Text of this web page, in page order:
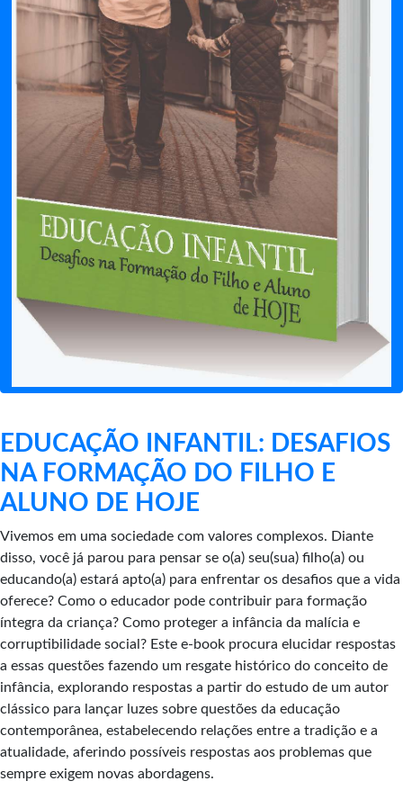
EDUCAÇÃO INFANTIL: DESAFIOS
NA FORMAÇÃO DO FILHO E
ALUNO DE HOJE
Vivemos em uma sociedade com valores complexos. Diante
disso, você já parou para pensar se o(a) seu(sua) filho(a) ou
educando(a) estará apto(a) para enfrentar os desafios que a vida
oferece? Como o educador pode contribuir para formação
íntegra da criança? Como proteger a infância da malícia e
corruptibilidade social? Este e-book procura elucidar respostas
a essas questões fazendo um resgate histórico do conceito de
infância, explorando respostas a partir do estudo de um autor
clássico para lançar luzes sobre questões da educação
contemporânea, estabelecendo relações entre a tradição e a
atualidade, aferindo possíveis respostas aos problemas que
sempre exigem novas abordagens.